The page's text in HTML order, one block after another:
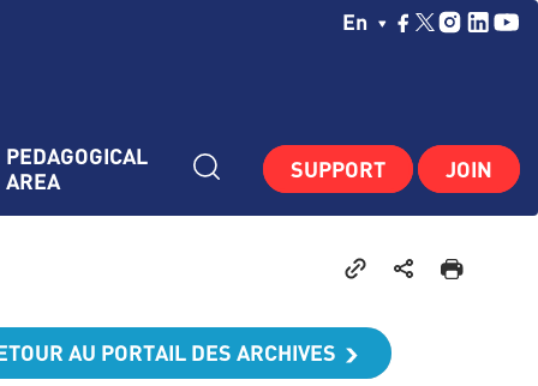
Choisissez Votre
En
PEDAGOGICAL
AREA
SUPPORT JOIN
AU PORTAIL DES ARCHIVES